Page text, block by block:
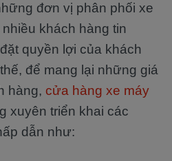
đơn vị phân phối xe
khách hàng tin
quyền lợi của khách
để mang lại những giá
hàng, cửa hàng xe máy
xuyên triển khai các
dẫn như: